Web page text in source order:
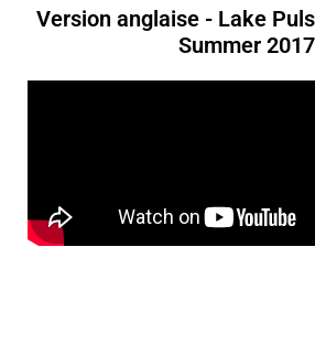
Version anglaise - Lake
Summer 2017